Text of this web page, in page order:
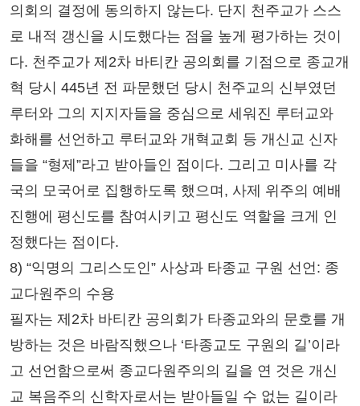
의회의 결정에 동의하지 않는다. 단지 천주교가 스스
로 내적 갱신을 시도했다는 점을 높게 평가하는 것이
다. 천주교가 제2차 바티칸 공의회를 기점으로 종교개
혁 당시 445년 전 파문했던 당시 천주교의 신부였던
루터와 그의 지지자들을 중심으로 세워진 루터교와
화해를 선언하고 루터교와 개혁교회 등 개신교 신자
들을 “형제”라고 받아들인 점이다. 그리고 미사를 각
국의 모국어로 집행하도록 했으며, 사제 위주의 예배
진행에 평신도를 참여시키고 평신도 역할을 크게 인
정했다는 점이다.
8) “익명의 그리스도인” 사상과 타종교 구원 선언: 종
교다원주의 수용
필자는 제2차 바티칸 공의회가 타종교와의 문호를 개
방하는 것은 바람직했으나 ‘타종교도 구원의 길’이라
고 선언함으로써 종교다원주의의 길을 연 것은 개신
교 복음주의 신학자로서는 받아들일 수 없는 길이라